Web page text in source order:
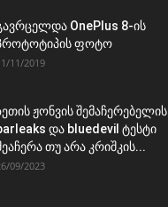
OnePlus 8-ის
ფოტო
11/2019
ჟონვის შემაჩერებელის
და bluedevil ტესტი
თუ არა კრიშკის...
09/2023